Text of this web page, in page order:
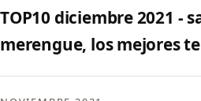
TOP10 diciembre 2021 -
merengue, los mejores